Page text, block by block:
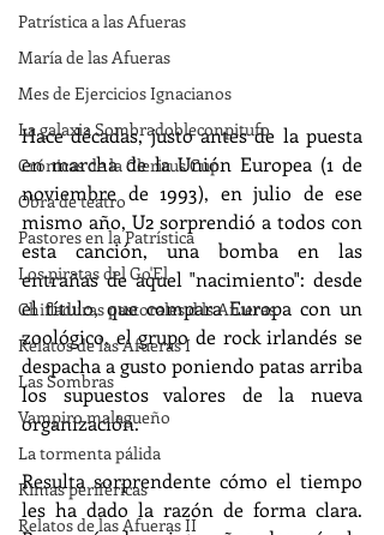
Patrística a las Afueras
María de las Afueras
Mes de Ejercicios Ignacianos
La galaxia Sombradobleconpitufo
Crónicas de la Clericus Cup
Obra de teatro
Pastores en la Patrística
Los piratas del Go'El
Chifladuras pastorales d ls Afueras
Relatos de las Afueras I
Las Sombras
Vampiro malagueño
La tormenta pálida
Rimas periféricas
Relatos de las Afueras II
Hace décadas, justo antes de la puesta
en marcha de la Unión Europea (1 de
noviembre de 1993), en julio de ese
mismo año, U2 sorprendió a todos con
esta canción, una bomba en las
entrañas de aquel "nacimiento": desde
el título, que compara Europa con un
zoológico, el grupo de rock irlandés se
despacha a gusto poniendo patas arriba
los supuestos valores de la nueva
organización.
Resulta sorprendente cómo el tiempo
les ha dado la razón de forma clara.